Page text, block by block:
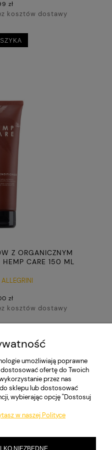
zł
kosztów dostawy
Z ORGANICZNYM
HEMP CARE 150 ML
ALLEGRINI
zł
kosztów dostawy
DOSTAWA
umożliwiają poprawne
ofertę do Twoich
przez nas
sklepu lub dostosować
wybierając opcję "Dostosuj
w naszej Polityce
NIEZBĘDNE